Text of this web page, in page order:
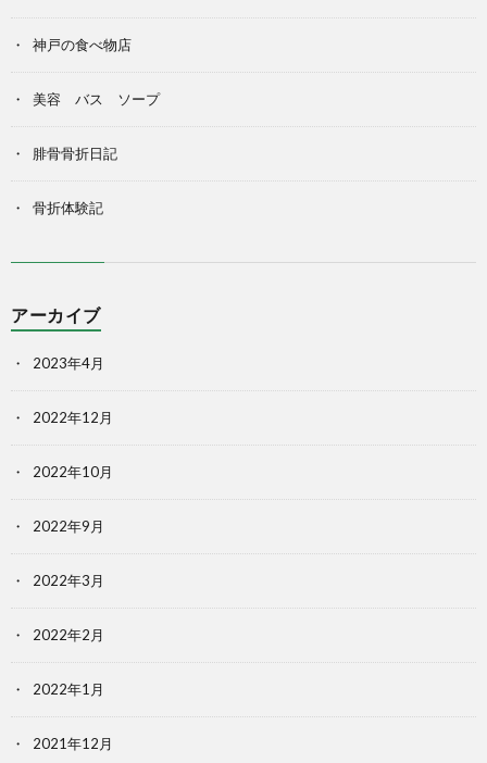
神戸の食べ物店
美容 バス ソープ
腓骨骨折日記
骨折体験記
アーカイブ
2023年4月
2022年12月
2022年10月
2022年9月
2022年3月
2022年2月
2022年1月
2021年12月